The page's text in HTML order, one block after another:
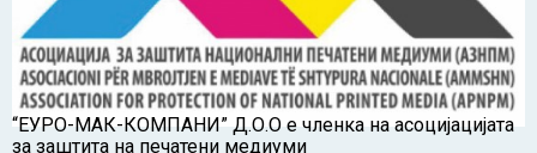
“ЕУРО-МАК-КОМПАНИ” Д.О.О е членка на асоцијацијата
за заштита на печатени медиуми